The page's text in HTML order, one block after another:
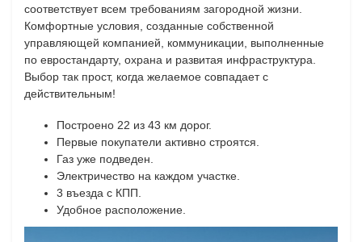
соответствует всем требованиям загородной жизни.
Комфортные условия, созданные собственной
управляющей компанией, коммуникации, выполненные
по евростандарту, охрана и развитая инфраструктура.
Выбор так прост, когда желаемое совпадает с
действительным!
Построено 22 из 43 км дорог.
Первые покупатели активно строятся.
Газ уже подведен.
Электричество на каждом участке.
3 въезда с КПП.
Удобное расположение.